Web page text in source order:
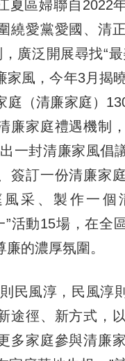
區婦聯自2022
繞愛黨愛國、清
廣泛開展尋找“最
家風，今年3月揭
庭（清廉家庭）
廉家庭禮遇機制
一封清廉家風倡
簽訂一份清廉家
采、製作一個
”活動15場，在全
的濃厚氛圍。
風淳，民風淳
途徑、新方式，
多家庭參與清廉